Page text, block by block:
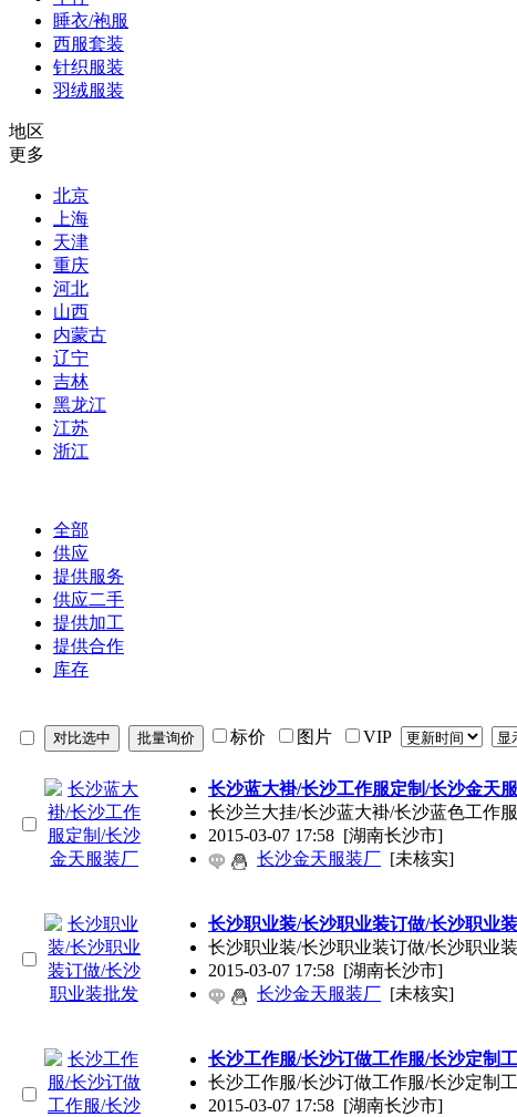
睡衣/袍服
西服套装
针织服装
羽绒服装
地区
更多
北京
上海
天津
重庆
河北
山西
内蒙古
辽宁
吉林
黑龙江
江苏
浙江
全部
供应
提供服务
供应二手
提供加工
提供合作
库存
标价 图片 VIP
长沙蓝大褂/长沙工作服定制/长沙金天
长沙兰大挂/长沙蓝大褂/长沙蓝色工作
2015-03-07 17:58 [湖南长沙市]
长沙金天服装厂 [未核实]
长沙职业装/长沙职业装订做/长沙职业
长沙职业装/长沙职业装订做/长沙职业
2015-03-07 17:58 [湖南长沙市]
长沙金天服装厂 [未核实]
长沙工作服/长沙订做工作服/长沙定制
长沙工作服/长沙订做工作服/长沙定制
2015-03-07 17:58 [湖南长沙市]